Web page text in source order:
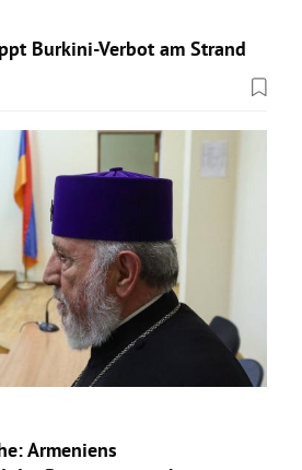
Burkini-Verbot am Strand
Armeniens